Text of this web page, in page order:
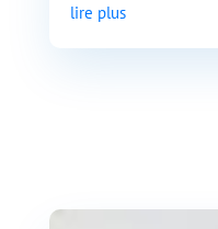
lire plus